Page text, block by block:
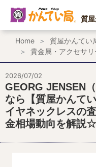
ス
プ
質
Home 質屋かんてい
貴金属・アクセサリ
2026/07/02
GEORG JENSEN
なら【質屋かんて
イヤネックレスの
金相場動向を解説☆